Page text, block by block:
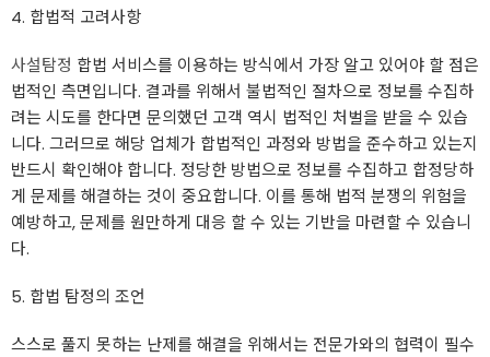
4. 합법적 고려사항
사설탐정 합법 서비스를 이용하는 방식에서 가장 알고 있어야 할 점은
법적인 측면입니다. 결과를 위해서 불법적인 절차으로 정보를 수집하
려는 시도를 한다면 문의했던 고객 역시 법적인 처벌을 받을 수 있습
니다. 그러므로 해당 업체가 합법적인 과정와 방법을 준수하고 있는지
반드시 확인해야 합니다. 정당한 방법으로 정보를 수집하고 합정당하
게 문제를 해결하는 것이 중요합니다. 이를 통해 법적 분쟁의 위험을
예방하고, 문제를 원만하게 대응 할 수 있는 기반을 마련할 수 있습니
다.
5. 합법 탐정의 조언
스스로 풀지 못하는 난제를 해결을 위해서는 전문가와의 협력이 필수